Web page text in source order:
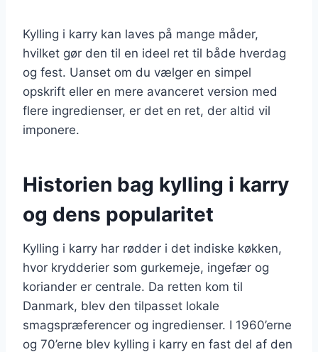
Kylling i karry kan laves på mange måder,
hvilket gør den til en ideel ret til både hverdag
og fest. Uanset om du vælger en simpel
opskrift eller en mere avanceret version med
flere ingredienser, er det en ret, der altid vil
imponere.
Historien bag kylling i karry
og dens popularitet
Kylling i karry har rødder i det indiske køkken,
hvor krydderier som gurkemeje, ingefær og
koriander er centrale. Da retten kom til
Danmark, blev den tilpasset lokale
smagspræferencer og ingredienser. I 1960’erne
og 70’erne blev kylling i karry en fast del af den